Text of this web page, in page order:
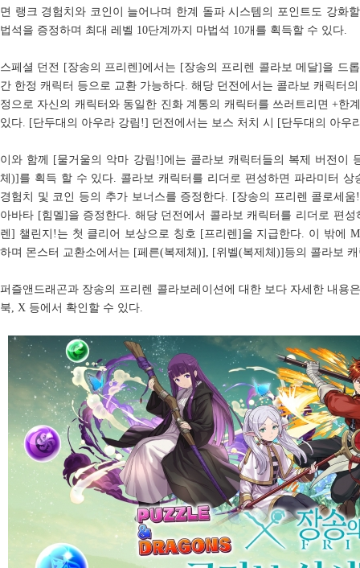
면 랭크 경험치와 코인이 늘어나며 한계 돌파 시스템의 포인트도 강화
법석을 증정하며 최대 레벨 10단계까지 마법석 10개를 획득할 수 있다.
스페셜 던전 [장송의 프리렌]에서는 [장송의 프리렌 콜라보 메달]을 드
간 한정 캐릭터 등으로 교환 가능하다. 해당 던전에서는 콜라보 캐릭터
정으로 자신의 캐릭터와 동일한 진화 계통의 캐릭터를 쓰러트리면 +한
있다. [단두대의 아우라 강림!] 던전에서는 보스 처치 시 [단두대의 아우
이와 함께 [물거울의 악마 강림!]에는 콜라보 캐릭터들의 복제 버전이
체)]를 획득 할 수 있다. 콜라보 캐릭터를 리더로 편성하면 파라미터
경험치 및 코인 등의 추가 보너스를 증정한다. [장송의 프리렌 콜로세
아바타 [힘멜]을 증정한다. 해당 던전에서 콜라보 캐릭터를 리더로 편
렌] 챌린지!는 첫 클리어 보상으로 칭호 [프리렌]을 지급한다. 이 밖에
하며 몬스터 교환소에서는 [페른(복제체)], [위벨(복제체)]등의 콜라보
퍼즐앤드래곤과 장송의 프리렌 콜라보레이션에 대한 보다 자세한 내용
북, X 등에서 확인할 수 있다.